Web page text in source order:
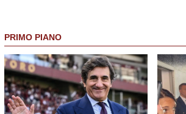
PRIMO PIANO